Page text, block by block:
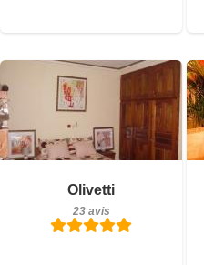
Olivetti
23 avis
23 avis
Détails
Réserver